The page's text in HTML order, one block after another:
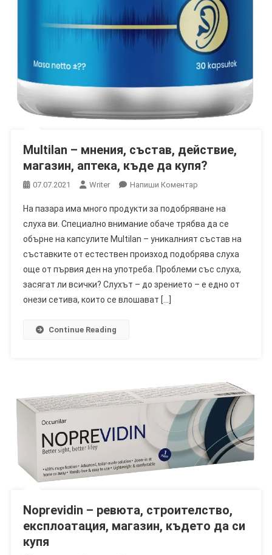
Multilan – мнения, състав, действие,
магазин, аптека, къде да купя?
07.07.2021 Writer Напиши КоментарOn
–
Мнения,
Състав,
Действие,
Магазин,
Аптека,
На пазара има много продукти за подобряване на
слуха ви. Специално внимание обаче трябва да се
обърне на капсулите Multilan – уникалният състав на
съставките от естествен произход подобрява слуха
още от първия ден на употреба. Проблеми със слуха,
засягат ли всички? Слухът – до зрението – е едно от
онези сетива, които се влошават […]
Continue Reading
Noprevidin – ревюта, строителство,
експлоатация, магазин, където да си
купя